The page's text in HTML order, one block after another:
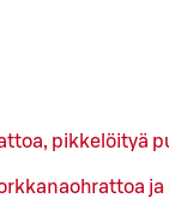
pikkelöityä